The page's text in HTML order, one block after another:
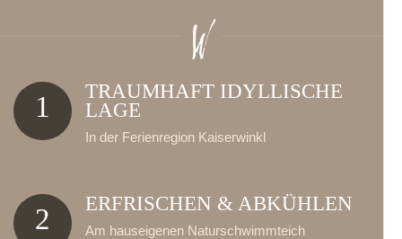
1
TRAUMHAFT IDYLLISCHE
LAGE
In der Ferienregion Kaiserwinkl
2 ERFRISCHEN & ABKÜHLEN
Am hauseigenen Naturschwimmteich